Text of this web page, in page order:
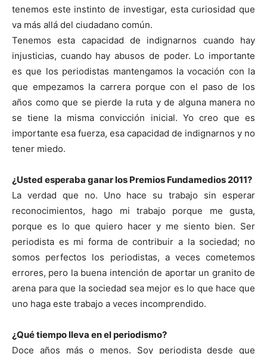
tenemos este instinto de investigar, esta curiosidad que
va más allá del ciudadano común.
Tenemos esta capacidad de indignarnos cuando hay
injusticias, cuando hay abusos de poder. Lo importante
es que los periodistas mantengamos la vocación con la
que empezamos la carrera porque con el paso de los
años como que se pierde la ruta y de alguna manera no
se tiene la misma convicción inicial. Yo creo que es
importante esa fuerza, esa capacidad de indignarnos y no
tener miedo.
¿Usted esperaba ganar los Premios Fundamedios 2011?
La verdad que no. Uno hace su trabajo sin esperar
reconocimientos, hago mi trabajo porque me gusta,
porque es lo que quiero hacer y me siento bien. Ser
periodista es mi forma de contribuir a la sociedad; no
somos perfectos los periodistas, a veces cometemos
errores, pero la buena intención de aportar un granito de
arena para que la sociedad sea mejor es lo que hace que
uno haga este trabajo a veces incomprendido.
¿Qué tiempo lleva en el periodismo?
Doce años más o menos. Soy periodista desde que